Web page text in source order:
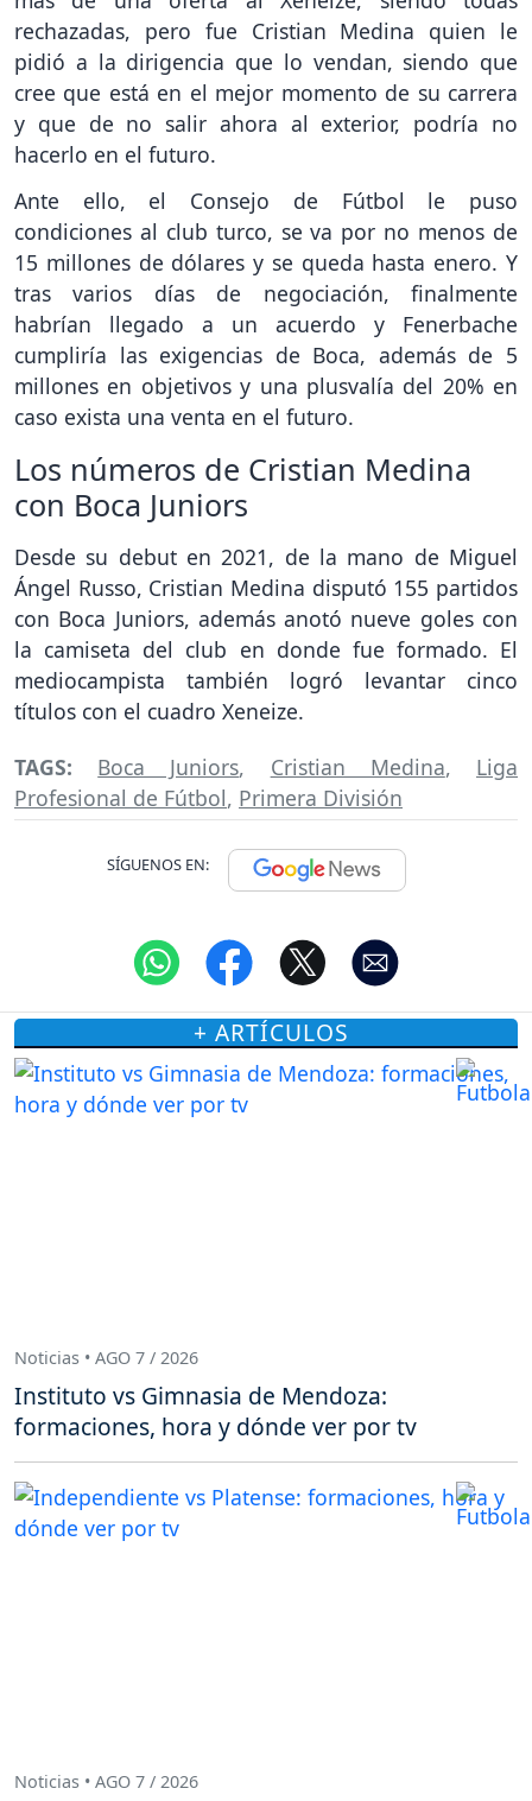
rechazadas, pero fue Cristian Medina quien le
pidió a la dirigencia que lo vendan, siendo que
cree que está en el mejor momento de su carrera
y que de no salir ahora al exterior, podría no
hacerlo en el futuro.
Ante ello, el Consejo de Fútbol le puso
condiciones al club turco, se va por no menos de
15 millones de dólares y se queda hasta enero. Y
tras varios días de negociación, finalmente
habrían llegado a un acuerdo y Fenerbache
cumpliría las exigencias de Boca, además de 5
millones en objetivos y una plusvalía del 20% en
caso exista una venta en el futuro.
Los números de Cristian Medina
con Boca Juniors
Desde su debut en 2021, de la mano de Miguel
Ángel Russo, Cristian Medina disputó 155 partidos
con Boca Juniors, además anotó nueve goles con
la camiseta del club en donde fue formado. El
mediocampista también logró levantar cinco
títulos con el cuadro Xeneize.
TAGS: Boca Juniors, Cristian Medina, Liga
Profesional de Fútbol, Primera División
SÍGUENOS EN:
+ ARTÍCULOS
Noticias • AGO 7 / 2026
Instituto vs Gimnasia de Mendoza:
formaciones, hora y dónde ver por tv
Noticias • AGO 7 / 2026